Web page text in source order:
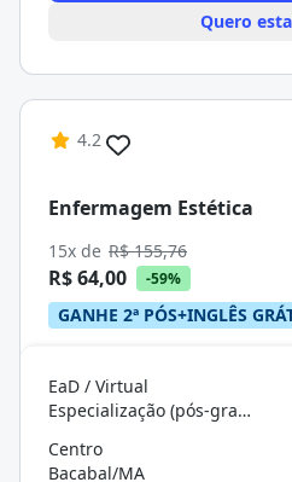
Quero
4.2
Enfermagem Estética
15x de R$ 155,76
R$ 64,00 -59%
GANHE 2ª PÓS+INGLÊS
EaD / Virtual
Especialização (pós-graduação)
Centro
Bacabal/MA